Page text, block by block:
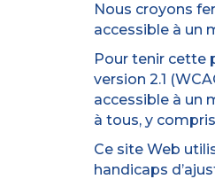
Nous croyons
accessible à un
Pour tenir cette
version 2.1
accessible à un
à tous, y
Ce site Web
handicaps